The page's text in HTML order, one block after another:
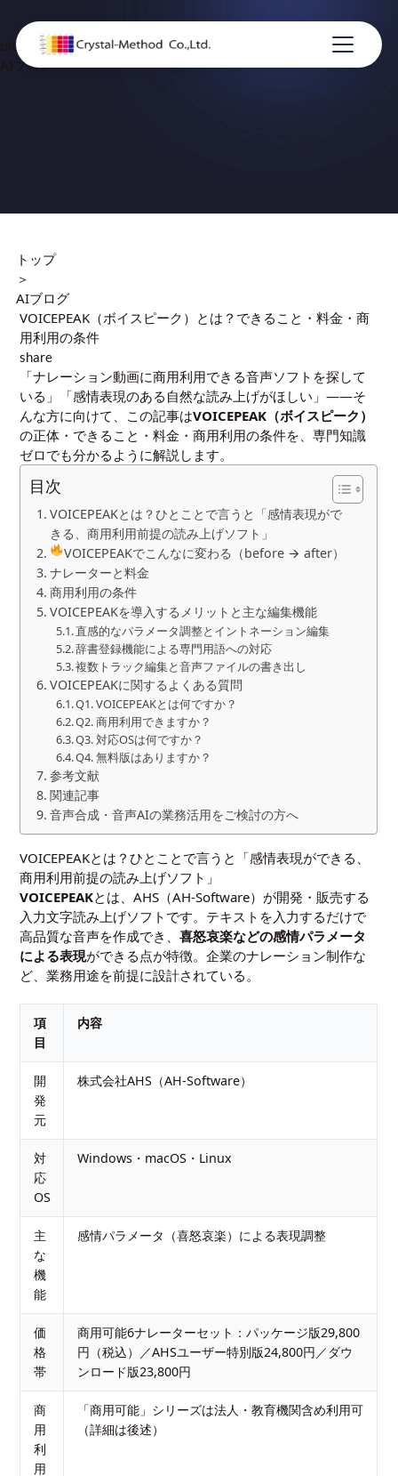
blog
AIブログ
トップ
＞
AIブログ
VOICEPEAK（ボイスピーク）とは？できること・料金・商
用利用の条件
share
「ナレーション動画に商用利用できる音声ソフトを探して
いる」「感情表現のある自然な読み上げがほしい」——そ
んな方に向けて、この記事はVOICEPEAK（ボイスピーク）
の正体・できること・料金・商用利用の条件を、専門知識
ゼロでも分かるように解説します。
目次
VOICEPEAKとは？ひとことで言うと「感情表現がで
きる、商用利用前提の読み上げソフト」
VOICEPEAKでこんなに変わる（before → after）
ナレーターと料金
商用利用の条件
VOICEPEAKを導入するメリットと主な編集機能
直感的なパラメータ調整とイントネーション編集
辞書登録機能による専門用語への対応
複数トラック編集と音声ファイルの書き出し
VOICEPEAKに関するよくある質問
Q1. VOICEPEAKとは何ですか？
Q2. 商用利用できますか？
Q3. 対応OSは何ですか？
Q4. 無料版はありますか？
参考文献
関連記事
音声合成・音声AIの業務活用をご検討の方へ
VOICEPEAKとは？ひとことで言うと「感情表現ができる、
商用利用前提の読み上げソフト」
VOICEPEAKとは、AHS（AH-Software）が開発・販売する
入力文字読み上げソフトです。テキストを入力するだけで
高品質な音声を作成でき、喜怒哀楽などの感情パラメータ
による表現ができる点が特徴。企業のナレーション制作な
ど、業務用途を前提に設計されている。
項
目
内容
開
発
元
株式会社AHS（AH-Software）
対
応
OS
Windows・macOS・Linux
主
な
機
能
感情パラメータ（喜怒哀楽）による表現調整
価
格
帯
商用可能6ナレーターセット：パッケージ版29,800
円（税込）／AHSユーザー特別版24,800円／ダウ
ンロード版23,800円
商
用
利
用
「商用可能」シリーズは法人・教育機関含め利用可
（詳細は後述）